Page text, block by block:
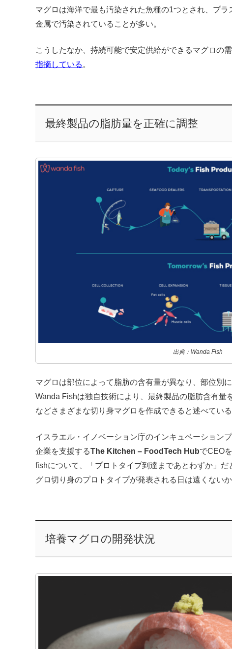
マグロは海洋で最も汚染された魚種の1つとされ、プ
金属で汚染されていることが多い。
こうしたなか、持続可能で安定供給ができるマグロの
指摘している 。
最終製品の脂肪量を正確に調整
出典：Wanda Fish
マグロは部位によって脂肪の含有量が異なり、部位別
Wanda Fishは独自技術により、最終製品の脂肪含有量
などさまざまな切り身マグロを作成できると述べている
イスラエル・イノベーション庁のインキュベーション
企業を支援するThe Kitchen – FoodTech HubでCEO
fishについて、「プロトタイプ到達まであとわずか」
グロ切り身のプロトタイプが発表される日は遠くないか
培養マグロの開発状況